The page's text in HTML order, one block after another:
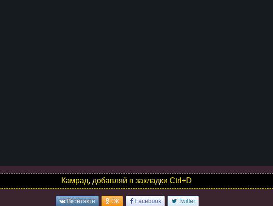
Камрад, добавляй в закладки Ctrl+D
Вконтакте OK Facebook Twitter